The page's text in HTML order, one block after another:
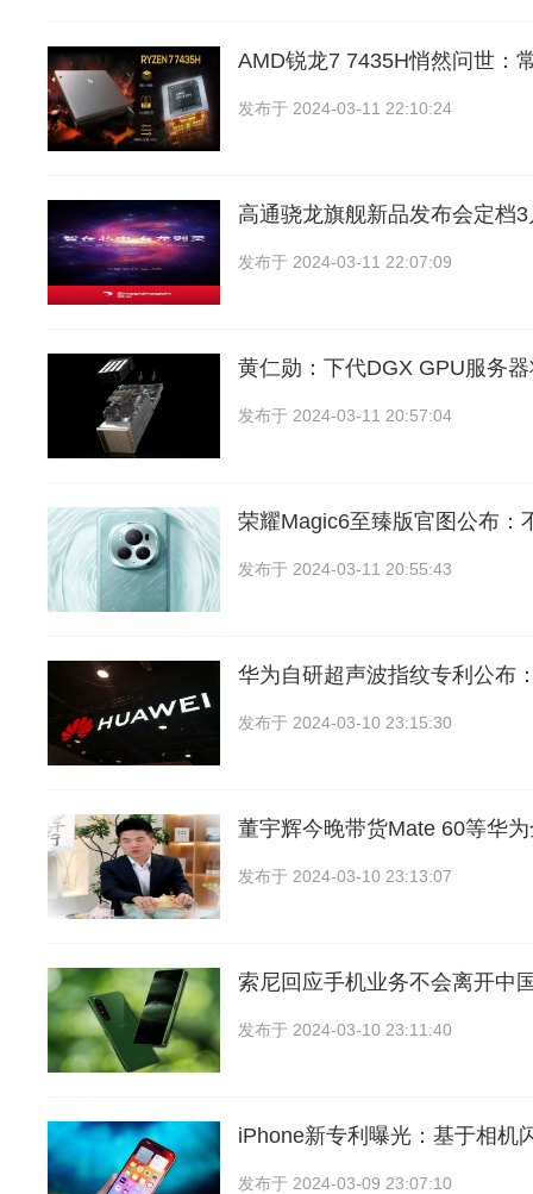
AMD锐龙7 7435H悄然问世：
发布于 2024-03-11 22:10:24
高通骁龙旗舰新品发布会定档
发布于 2024-03-11 22:07:09
黄仁勋：下代DGX GPU服务
发布于 2024-03-11 20:57:04
荣耀Magic6至臻版官图公布：
发布于 2024-03-11 20:55:43
华为自研超声波指纹专利公布
发布于 2024-03-10 23:15:30
董宇辉今晚带货Mate 60等华
发布于 2024-03-10 23:13:07
索尼回应手机业务不会离开中
发布于 2024-03-10 23:11:40
iPhone新专利曝光：基于相机
发布于 2024-03-09 23:07:10